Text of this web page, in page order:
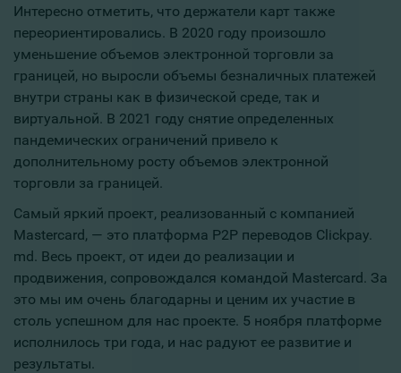
Интересно отметить, что держатели карт также
переориентировались. В 2020 году произошло
уменьшение объемов электронной торговли за
границей, но выросли объемы безналичных платежей
внутри страны как в физической среде, так и
виртуальной. В 2021 году снятие определенных
пандемических ограничений привело к
дополнительному росту объемов электронной
торговли за границей.
Самый яркий проект, реализованный с компанией
Mastercard, — это платформа Р2Р переводов Сlickpay.
md. Весь проект, от идеи до реализации и
продвижения, сопровождался командой Mastercard. За
это мы им очень благодарны и ценим их участие в
столь успешном для нас проекте. 5 ноября платформе
исполнилось три года, и нас радуют ее развитие и
результаты.